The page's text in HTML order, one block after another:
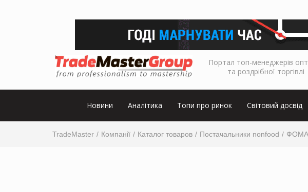
Портал топ-менеджерів
та роздрібної торгівлі
Новини Аналітика Топи про ринок Світовий досвід
TradeMaster Компанії Каталог товаров Постачальники nonfood